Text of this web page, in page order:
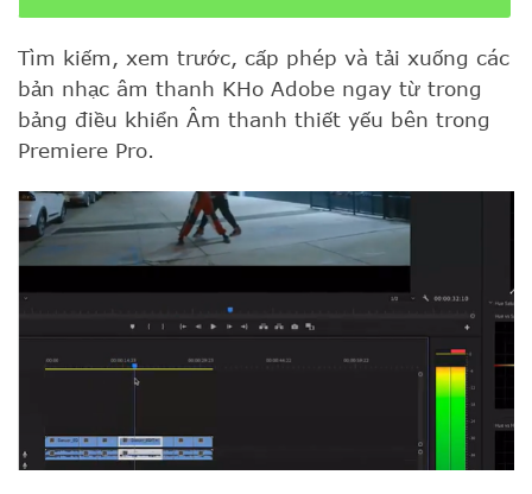
Tìm kiếm, xem trước, cấp phép và tải xuống các
bản nhạc âm thanh KHo Adobe ngay từ trong
bảng điều khiển Âm thanh thiết yếu bên trong
Premiere Pro.